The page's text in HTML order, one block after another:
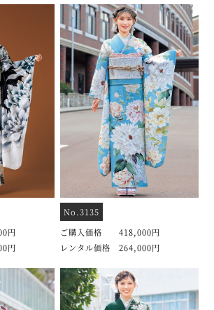
円
円
No.3135
ご購入価格 418,000円
レンタル価格 264,000円